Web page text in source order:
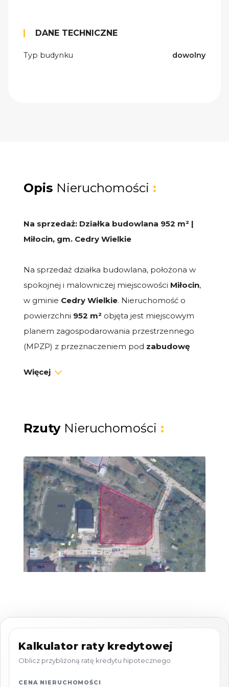
DANE TECHNICZNE
Typ budynku dowolny
Opis Nieruchomości :
Na sprzedaż: Działka budowlana 952 m² |
Miłocin, gm. Cedry Wielkie
Na sprzedaż działka budowlana, położona w
spokojnej i malowniczej miejscowości Miłocin,
w gminie Cedry Wielkie. Nieruchomość o
powierzchni 952 m² objęta jest miejscowym
planem zagospodarowania przestrzennego
(MPZP) z przeznaczeniem pod zabudowę
co stwarza idealne warunki do realizacji
PARAMETRY DZIAŁKI
Powierzchnia
(pięciokąt)
Ukształtowanie terenu
: płaskie - idealne
pod budowę
Media
: prąd, woda, gaz - w drodze przy
działce
Dojazd: działka posiada udział w prywatnej
drodze, co zapewnia wygodny i
Intensywność zabudowy: max. 0.3
Wysokość zabudowy(od poziomu
terenu do kalenicy): maks. 9.0 m
Procent pokrycia działki zabudową
Więcej
Rzuty Nieruchomości :
Kalkulator raty kredytowej
Oblicz przybliżoną ratę kredytu hipotecznego
CENA NIERUCHOMOŚCI